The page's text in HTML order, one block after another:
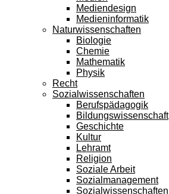
Mediendesign
Medieninformatik
Naturwissenschaften
Biologie
Chemie
Mathematik
Physik
Recht
Sozialwissenschaften
Berufspädagogik
Bildungswissenschaft
Geschichte
Kultur
Lehramt
Religion
Soziale Arbeit
Sozialmanagement
Sozialwissenschaften